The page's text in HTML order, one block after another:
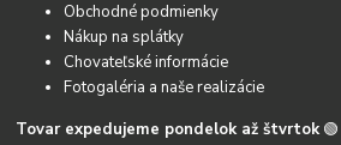
Obchodné podmienky
Nákup na splátky
Chovateľské informácie
Fotogaléria a naše realizácie
Tovar expedujeme pondelok až štvrtok 🟢